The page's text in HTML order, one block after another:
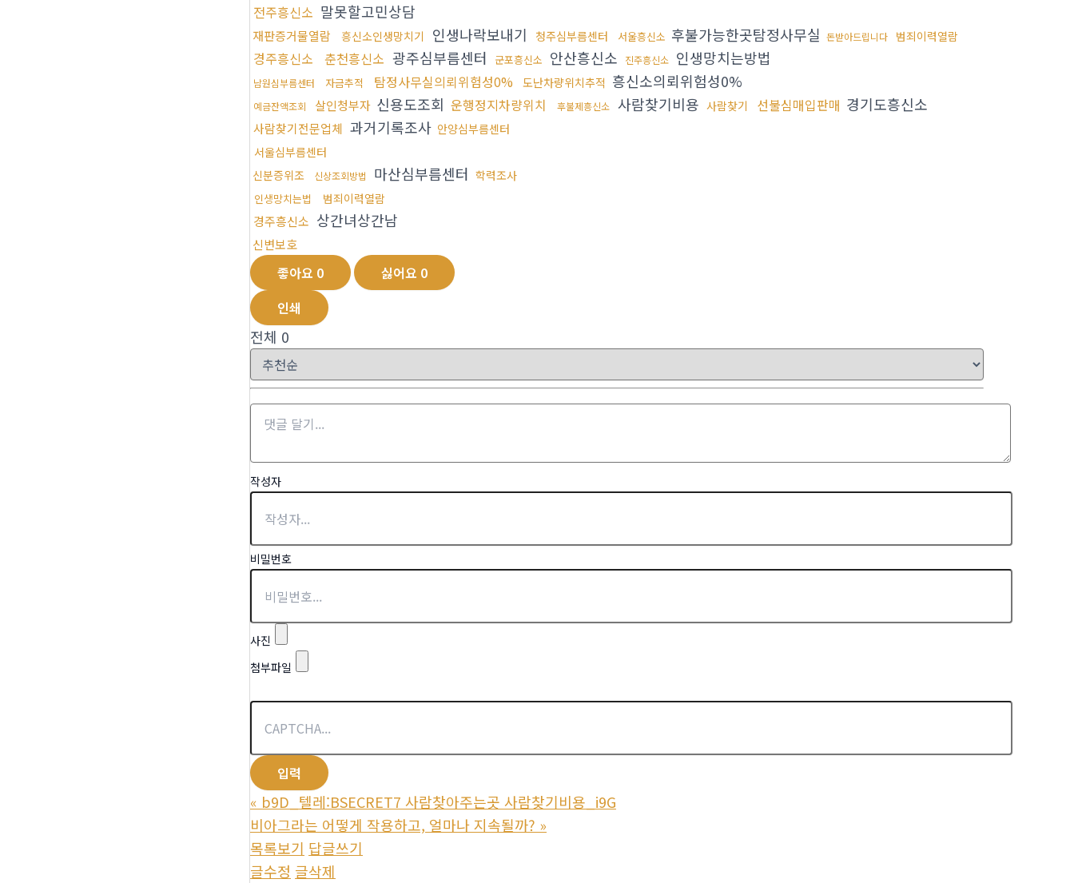
전주흥신소 말못할고민상담
재판증거물열람 흥신소인생망치기 인생나락보내기 청주심부름센터 서울흥신소 후불가능한곳탐정사무실 돈받아드립니다 범죄이력열람
경주흥신소 춘천흥신소 광주심부름센터 군포흥신소 안산흥신소 진주흥신소 인생망치는방법
남원심부름센터 자금추적 탐정사무실의뢰위험성0% 도난차량위치추적 흥신소의뢰위험성0%
예금잔액조회 살인청부자 신용도조회 운행정지차량위치 후불제흥신소 사람찾기비용 사람찾기 선불심매입판매 경기도흥신소
사람찾기전문업체 과거기록조사 안양심부름센터
서울심부름센터
신분증위조
신상조회방법 마산심부름센터 학력조사
인생망치는법 범죄이력열람
경주흥신소 상간녀상간남
신변보호
좋아요 0 싫어요 0
인쇄
전체 0
작성자
비밀번호
사진
첨부파일
« b9D_텔레:BSECRET7 사람찾아주는곳 사람찾기비용_i9G
비아그라는 어떻게 작용하고, 얼마나 지속될까? »
목록보기 답글쓰기
글수정 글삭제